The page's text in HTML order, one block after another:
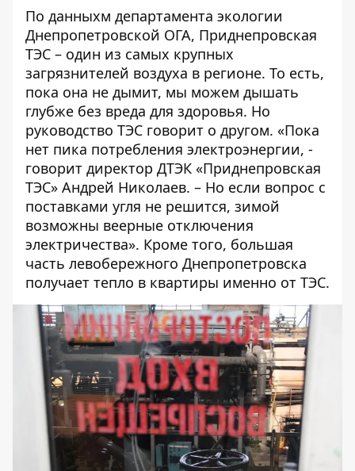
По данныхм департамента экологии
Днепропетровской ОГА, Приднепровская
ТЭС – один из самых крупных
загрязнителей воздуха в регионе. То есть,
пока она не дымит, мы можем дышать
глубже без вреда для здоровья. Но
руководство ТЭС говорит о другом. «Пока
нет пика потребления электроэнергии, -
говорит директор ДТЭК «Приднепровская
ТЭС» Андрей Николаев. – Но если вопрос с
поставками угля не решится, зимой
возможны веерные отключения
электричества». Кроме того, большая
часть левобережного Днепропетровска
получает тепло в квартиры именно от ТЭС.